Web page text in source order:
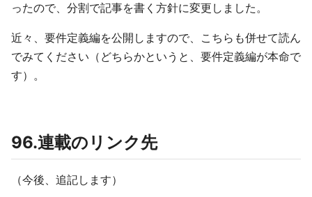
ったので、分割で記事を書く方針に変更しました。
近々、要件定義編を公開しますので、こちらも併せて読ん
でみてください（どちらかというと、要件定義編が本命で
す）。
96.連載のリンク先
（今後、追記します）